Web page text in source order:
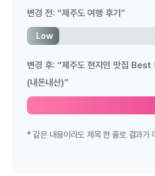
변경 전: “제주도 여행 후기”
Low
변경 후: “제주도 현지인 맛집 Best
(내돈내산)”
* 같은 내용이라도 제목 한 줄로 결과가